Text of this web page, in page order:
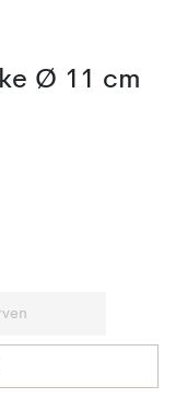
Ø 11 cm